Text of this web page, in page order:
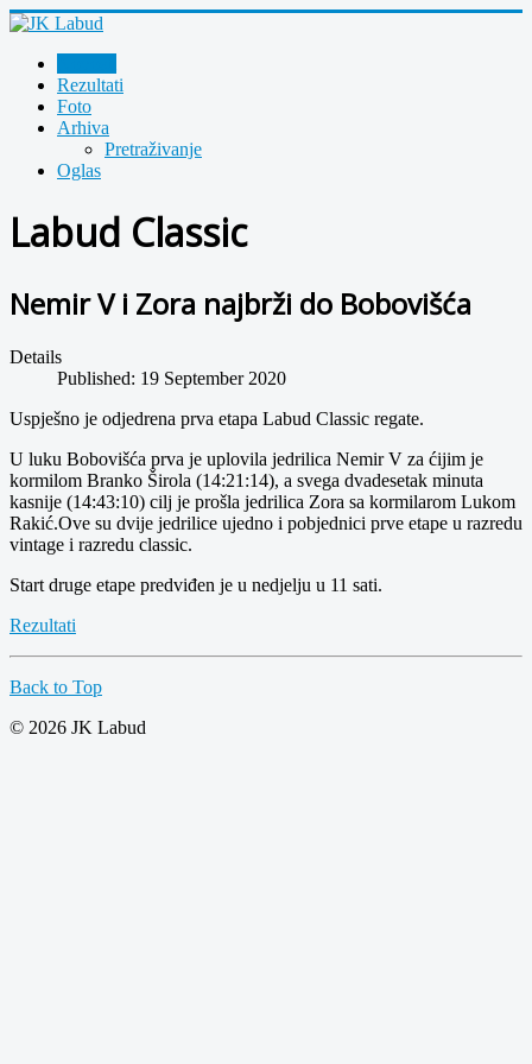
Rezultati
Foto
Arhiva
Pretraživanje
Oglas
Labud Classic
Nemir V i Zora najbrži do Bobovišća
Details
Published: 19 September 2020
Uspješno je odjedrena prva etapa Labud Classic regate.
U luku Bobovišća prva je uplovila jedrilica Nemir V za ćijim je
kormilom Branko Širola (14:21:14), a svega dvadesetak minuta
kasnije (14:43:10) cilj je prošla jedrilica Zora sa kormilarom Lukom
Rakić.Ove su dvije jedrilice ujedno i pobjednici prve etape u razredu
vintage i razredu classic.
Start druge etape predviđen je u nedjelju u 11 sati.
Rezultati
Back to Top
© 2026 JK Labud